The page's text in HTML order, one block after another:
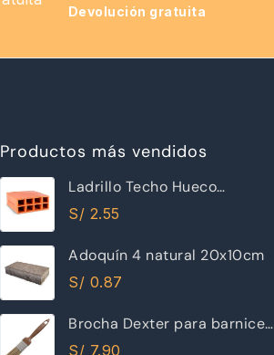
Devolución gratuita
Productos más vendidos
Ladrillo Techo Hueco
12x30x30cm Raya Piramide
S/ 2.55
Adoquín 4 natural 20x10cm
S/ 0.87
Brocha Dexter para barnices
30mm
S/ 7.90